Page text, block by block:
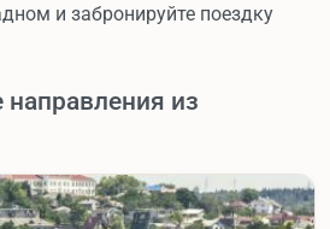
и забронируйте поездку
из